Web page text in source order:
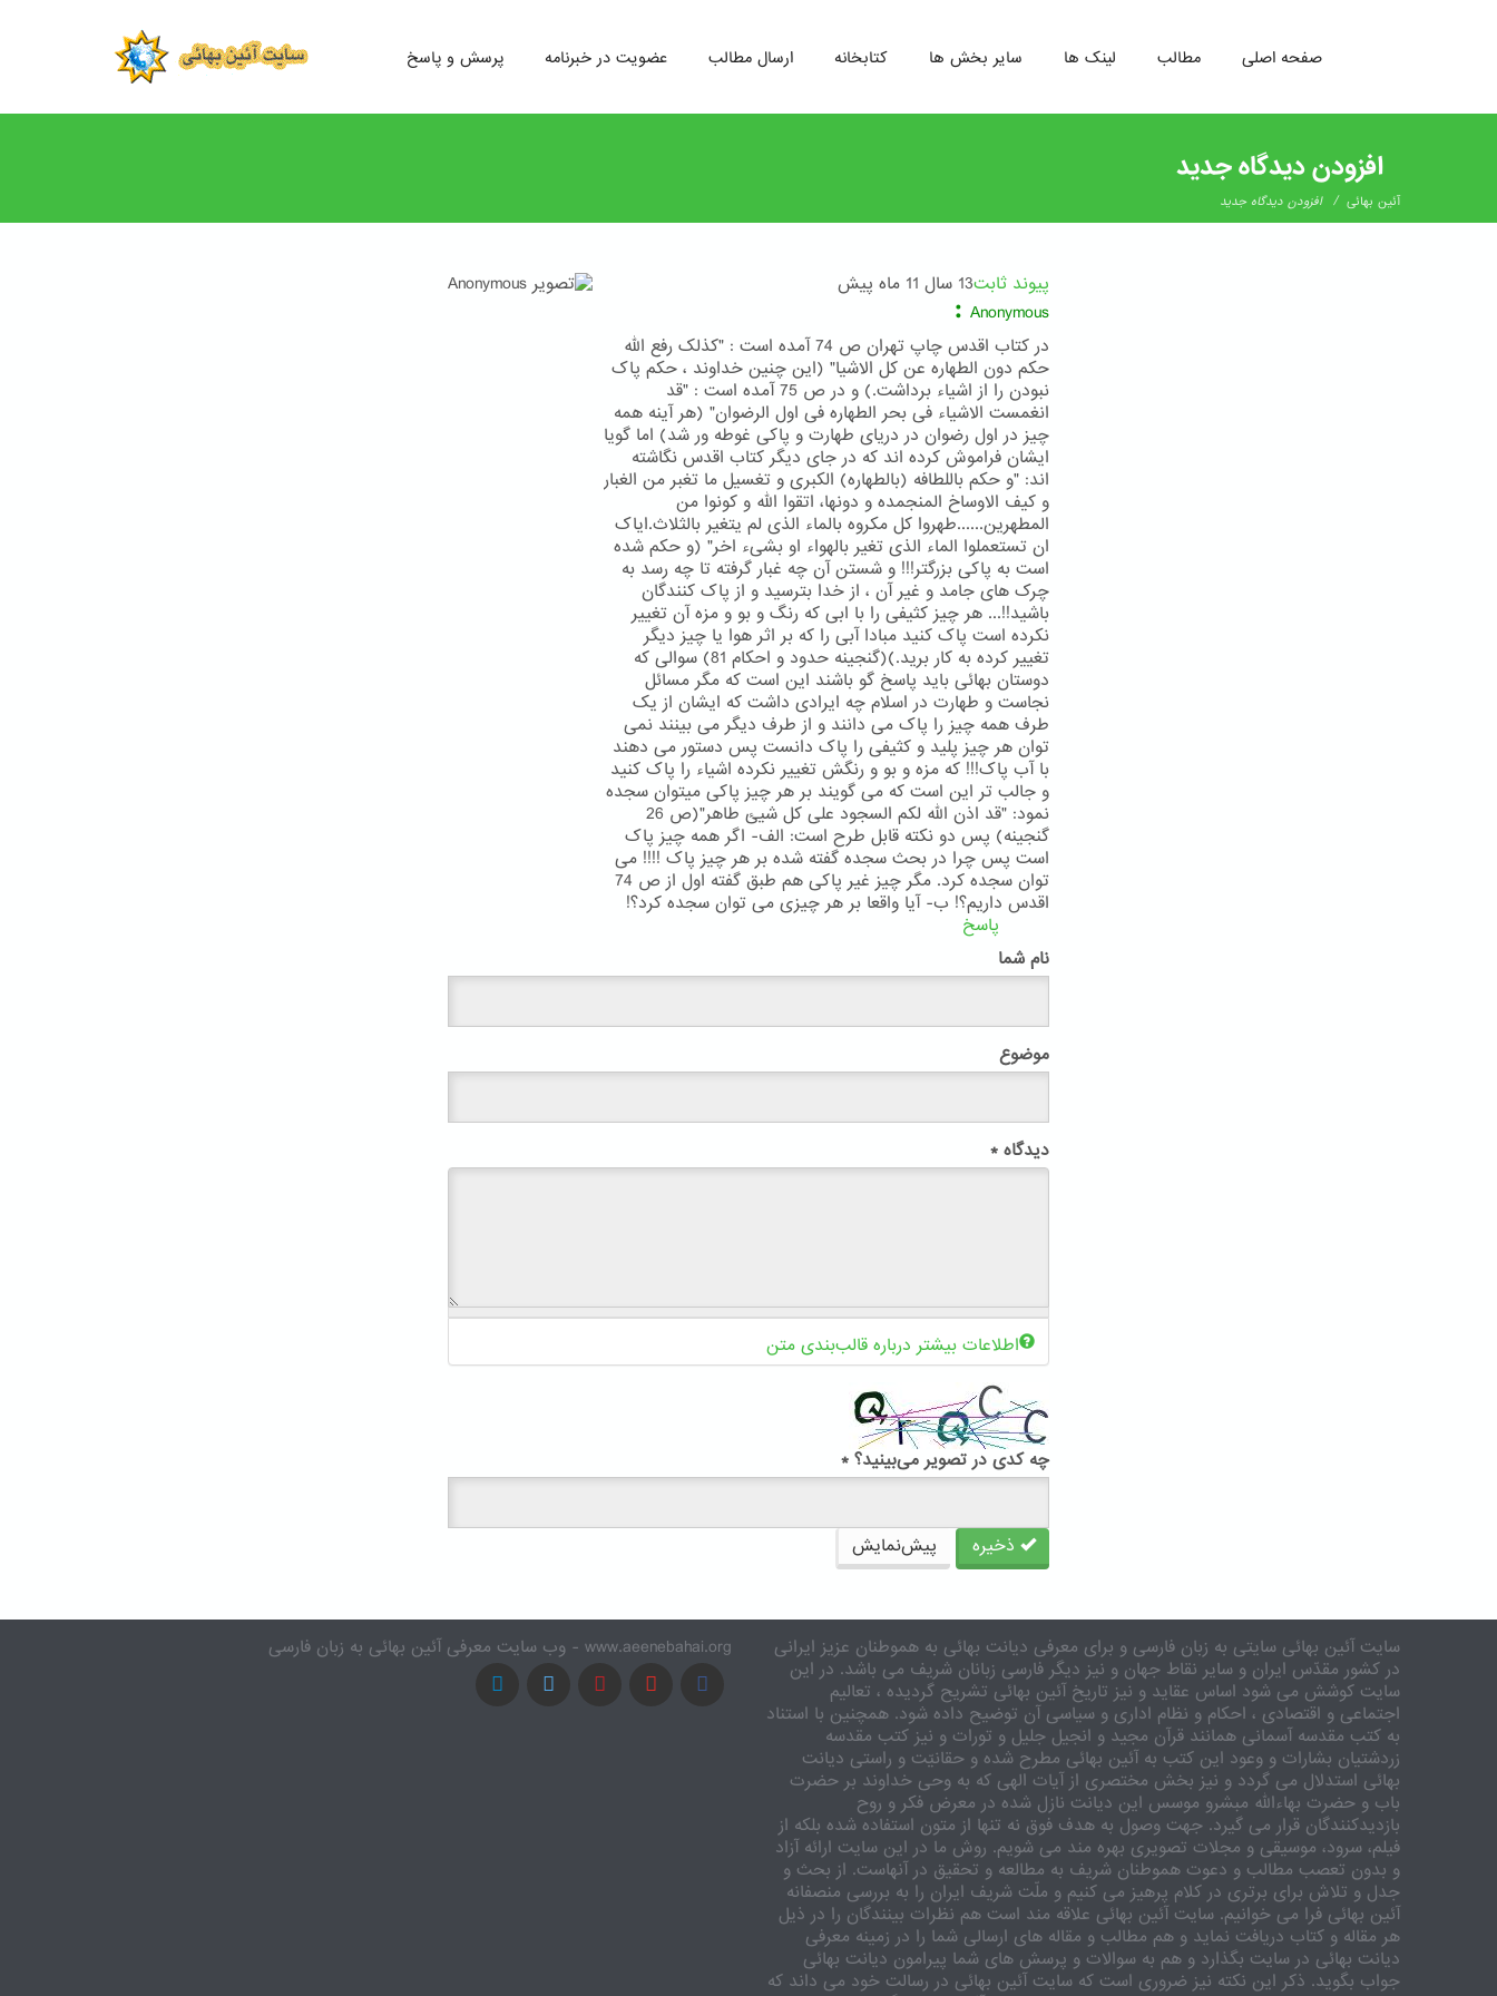
رفتن
پرسش و پاسخ عضویت در خبرنامه ارسال مطالب کتابخانه سایر بخش ها لینک ها مطالب صفحه اصلی
افزودن دیدگاه جدید
آئین بهائی / افزودن دیدگاه جدید
پیوند ثابت13 سال 11 ماه پیش
Anonymous
:
در کتاب اقدس چاپ تهران ص 74 آمده است : "کذلک رفع الله
حکم دون الطهاره عن کل الاشیا" (این چنین خداوند ، حکم پاک
نبودن را از اشیاء برداشت.) و در ص 75 آمده است : "قد
انغمست الاشیاء فی بحر الطهاره فی اول الرضوان" (هر آینه همه
چیز در اول رضوان در دریای طهارت و پاکی غوطه ور شد) اما گویا
ایشان فراموش کرده اند که در جای دیگر کتاب اقدس نگاشته
اند: "و حکم باللطافه (بالطهاره) الکبری و تغسیل ما تغبر من الغبار
و کیف الاوساخ المنجمده و دونها، اتقوا الله و کونوا من
المطهرین......طهروا کل مکروه بالماء الذی لم یتغیر بالثلاث.ایاک
ان تستعملوا الماء الذی تغیر بالهواء او بشیء اخر" (و حکم شده
است به پاکی بزرگتر!!! و شستن آن چه غبار گرفته تا چه رسد به
چرک های جامد و غیر آن ، از خدا بترسید و از پاک کنندگان
باشید!!... هر چیز کثیفی را با ابی که رنگ و بو و مزه آن تغییر
نکرده است پاک کنید مبادا آبی را که بر اثر هوا یا چیز دیگر
تغییر کرده به کار برید.)(گنجینه حدود و احکام 81) سوالی که
دوستان بهائی باید پاسخ گو باشند این است که مگر مسائل
نجاست و طهارت در اسلام چه ایرادی داشت که ایشان از یک
طرف همه چیز را پاک می دانند و از طرف دیگر می بینند نمی
توان هر چیز پلید و کثیفی را پاک دانست پس دستور می دهند
با آب پاک!!! که مزه و بو و رنگش تغییر نکرده اشیاء را پاک کنید
و جالب تر این است که می گویند بر هر چیز پاکی میتوان سجده
نمود: "قد اذن الله لکم السجود علی کل شیئ طاهر"(ص 26
گنجینه) پس دو نکته قابل طرح است: الف- اگر همه چیز پاک
است پس چرا در بحث سجده گفته شده بر هر چیز پاک !!!! می
توان سجده کرد. مگر چیز غیر پاکی هم طبق گفته اول از ص 74
اقدس داریم؟! ب- آیا واقعا بر هر چیزی می توان سجده کرد؟!
پاسخ
نام شما
موضوع
دیدگاه *
اطلاعات بیشتر درباره قالب‌بندی متن
چه کدی در تصویر می‌بینید؟ *
ذخیره پیش‌نمایش
www.aeenebahai.org - وب سایت معرفی آئین بهائی به زبان فارسی
سایت آئین بهائی سایتی به زبان فارسی و برای معرفی دیانت بهائی به هموطنان عزیز ایرانی
در کشور مقدّس ایران و سایر نقاط جهان و نیز دیگر فارسی زبانان شریف می باشد. در این
سایت کوشش می شود اساس عقاید و نیز تاریخ آئین بهائی تشریح گردیده ، تعالیم
اجتماعی و اقتصادی ، احکام و نظام اداری و سیاسی آن توضیح داده شود. همچنین با استناد
به کتب مقدسه آسمانی همانند قرآن مجید و انجیل جلیل و تورات و نیز کتب مقدسه
زردشتیان بشارات و وعود این کتب به آئین بهائی مطرح شده و حقانیّت و راستی دیانت
بهائی استدلال می گردد و نیز بخش مختصری از آیات الهی که به وحی خداوند بر حضرت
باب و حضرت بهاءالله مبشرو موسس این دیانت نازل شده در معرض فکر و روح
بازدیدکنندگان قرار می گیرد. جهت وصول به هدف فوق نه تنها از متون استفاده شده بلکه از
فیلم، سرود، موسیقی و مجلات تصویری بهره مند می شویم. روش ما در این سایت ارائه آزاد
و بدون تعصب مطالب و دعوت هموطنان شریف به مطالعه و تحقیق در آنهاست. از بحث و
جدل و تلاش برای برتری در کلام پرهیز می کنیم و ملّت شریف ایران را به بررسی منصفانه
آئین بهائی فرا می خوانیم. سایت آئین بهائی علاقه مند است هم نظرات بینندگان را در ذیل
هر مقاله و کتاب دریافت نماید و هم مطالب و مقاله های ارسالی شما را در زمینه معرفی
دیانت بهائی در سایت بگذارد و هم به سوالات و پرسش های شما پیرامون دیانت بهائی
جواب بگوید. ذکر این نکته نیز ضروری است که سایت آئین بهائی در رسالت خود می داند که